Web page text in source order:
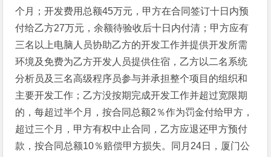
个月；开发费用总额45万元，甲方在合同签订十日内预
付给乙方27万元，余额待验收后十日内付清；甲方应有
三名以上电脑人员协助乙方的开发工作并提供开发所需
环境及免费为乙方开发人员提供住宿，乙方以二名系统
分析员及三名高级程序员参与并承担整个项目的组织和
主要开发工作；乙方没按期完成开发工作并超过宽限期
的，每超过半个月，按合同总额2％作为罚金付给甲方，
超过三个月，甲方有权中止合同，乙方应退还甲方预付
款，按合同总额10％赔偿甲方损失。同月24日，厦门公